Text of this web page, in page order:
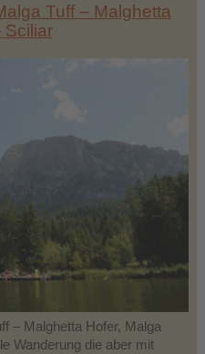
Tuff – Malghetta
Sciliar
– Malghetta Hofer, Malga
Wanderung die aber mit